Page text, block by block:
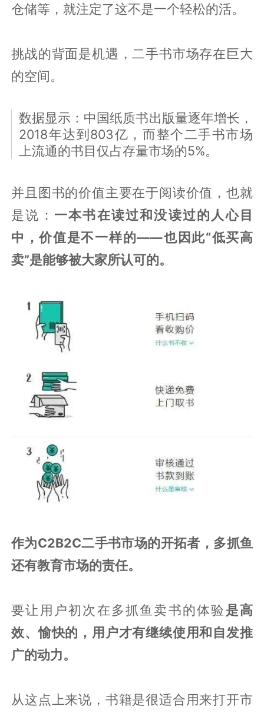
仓储等，就注定了这不是一个轻松的活。
挑战的背面是机遇，二手书市场存在巨大
的空间。
数据显示：中国纸质书出版量逐年增长，
2018年达到803亿，而整个二手书市场
上流通的书目仅占存量市场的5%。
并且图书的价值主要在于阅读价值，也就
是说： 一本书在读过和没读过的人心目
中，价值是不一样的——也因此“低买高
卖”是能够被大家所认可的。
作为C2B2C二手书市场的开拓者，多抓鱼
还有教育市场的责任。
要让用户初次在多抓鱼卖书的体验是高
效、愉快的，用户才有继续使用和自发推
广的动力。
从这点上来说，书籍是很适合用来打开市